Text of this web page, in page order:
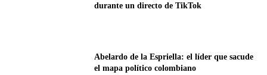
durante un directo de TikTok
Abelardo de la Espriella: el líder que sacude
el mapa político colombiano